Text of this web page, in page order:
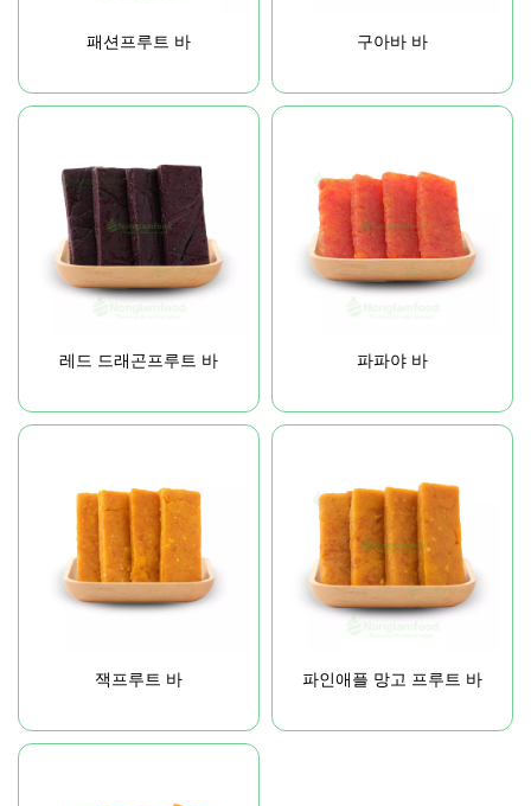
패션프루트 바 구아바 바
레드 드래곤프루트 바 파파야 바
잭프루트 바 파인애플 망고 프루트 바